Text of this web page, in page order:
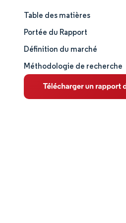
Taille et part de marché
Analyse du marché
Tendances et perspectives
Analyse des segments
Table des matières
Portée du Rapport
Définition du marché
Méthodologie de recherche